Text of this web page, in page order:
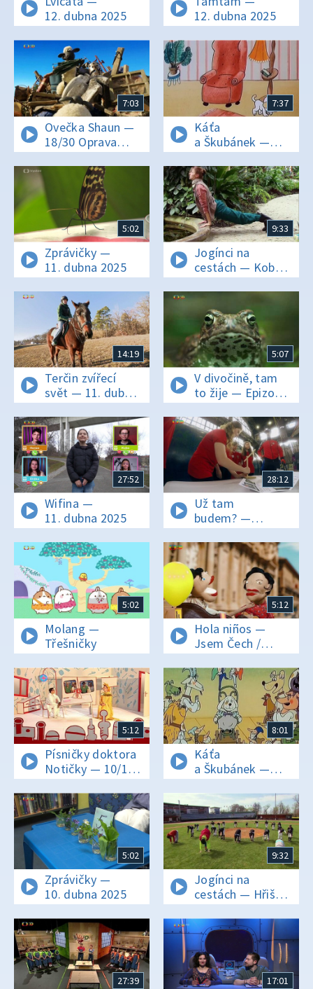
12. dubna 2025
12. dubna 2025
7:03
Ovečka Shaun —
18/30 Oprava
antény
7:37
Káťa
a Škubánek —
Hra na
čmuchanou
5:02
Zprávičky —
11. dubna 2025
9:33
Jogínci na
cestách — Kobra
v zahradě
14:19
Terčin zvířecí
svět — 11. dubna
2025
5:07
V divočině, tam
to žije — Epizoda
28/40
27:52
Wifina —
11. dubna 2025
28:12
Už tam
budem? —
14. června 2019
5:02
Molang —
Třešničky
5:12
Hola niños —
Jsem Čech /
Jsem Češka
5:12
Písničky doktora
Notičky — 10/16
Sluníčko, sluníčko
8:01
Káťa
a Škubánek —
Maškarní ples
5:02
Zprávičky —
10. dubna 2025
9:32
Jogínci na
cestách — Hřiště
plné pštrosů
27:39 17:01